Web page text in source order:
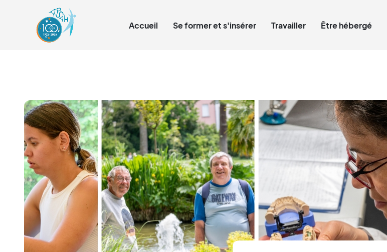
Accueil Se former et s'insérer Travailler Être hébergé